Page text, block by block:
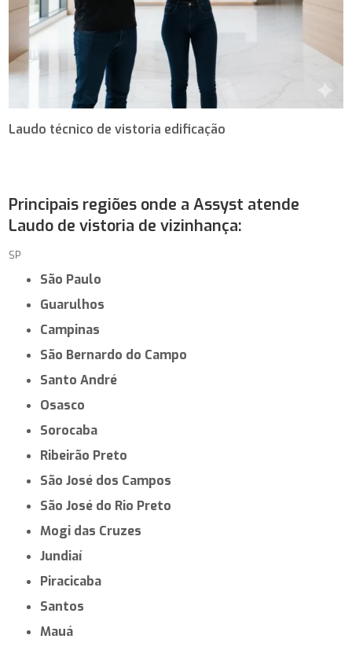
Laudo técnico de vistoria edificação
Principais regiões onde a Assyst atende
Laudo de vistoria de vizinhança:
SP
São Paulo
Guarulhos
Campinas
São Bernardo do Campo
Santo André
Osasco
Sorocaba
Ribeirão Preto
São José dos Campos
São José do Rio Preto
Mogi das Cruzes
Jundiaí
Piracicaba
Santos
Mauá